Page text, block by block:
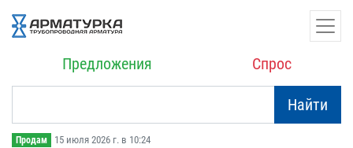
Предложения Спрос
Найти
Продам 15 июля 2026 г. в 10:24